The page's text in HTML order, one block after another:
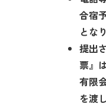
合宿
とな
提出
票』
有限
を渡